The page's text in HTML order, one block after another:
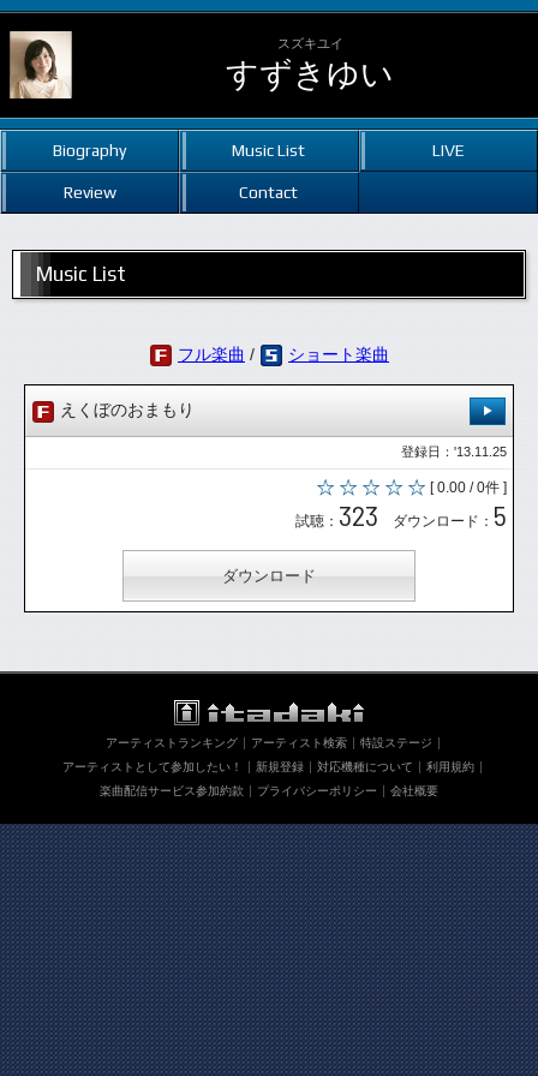
スズキユイ
すずきゆい
Biography Music List LIVE
Review Contact
Music List
フル楽曲 / ショート楽曲
えくぼのおまもり
登録日：'13.11.25
[ 0.00 / 0件 ]
試聴： 323 ダウンロード： 5
ダウンロード
アーティストランキング アーティスト検索
特設ステージ
アーティストとして参加したい！
新規登録 対応機種について
利用規約
楽曲配信サービス参加約款
プライバシーポリシー 会社概要